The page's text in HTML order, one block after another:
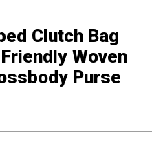
Clutch Bag
Woven
Purse